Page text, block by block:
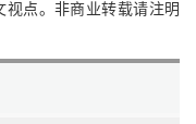
点。非商业转载请注明